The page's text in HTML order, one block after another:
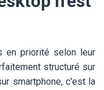
en priorité selon leur
structuré sur
smartphone, c'est la